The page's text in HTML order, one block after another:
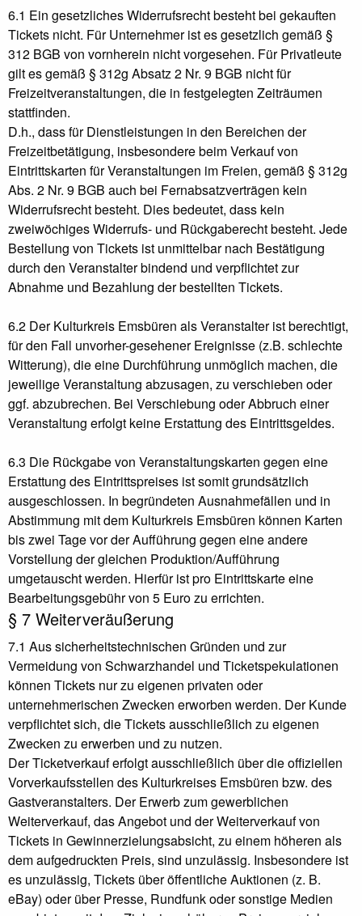
6.1 Ein gesetzliches Widerrufsrecht besteht bei gekauften
Tickets nicht. Für Unternehmer ist es gesetzlich gemäß §
312 BGB von vornherein nicht vorgesehen. Für Privatleute
gilt es gemäß § 312g Absatz 2 Nr. 9 BGB nicht für
Freizeitveranstaltungen, die in festgelegten Zeiträumen
stattfinden.
D.h., dass für Dienstleistungen in den Bereichen der
Freizeitbetätigung, insbesondere beim Verkauf von
Eintrittskarten für Veranstaltungen im Freien, gemäß § 312g
Abs. 2 Nr. 9 BGB auch bei Fernabsatzverträgen kein
Widerrufsrecht besteht. Dies bedeutet, dass kein
zweiwöchiges Widerrufs- und Rückgaberecht besteht. Jede
Bestellung von Tickets ist unmittelbar nach Bestätigung
durch den Veranstalter bindend und verpflichtet zur
Abnahme und Bezahlung der bestellten Tickets.
6.2 Der Kulturkreis Emsbüren als Veranstalter ist berechtigt,
für den Fall unvorher-gesehener Ereignisse (z.B. schlechte
Witterung), die eine Durchführung unmöglich machen, die
jeweilige Veranstaltung abzusagen, zu verschieben oder
ggf. abzubrechen. Bei Verschiebung oder Abbruch einer
Veranstaltung erfolgt keine Erstattung des Eintrittsgeldes.
6.3 Die Rückgabe von Veranstaltungskarten gegen eine
Erstattung des Eintrittspreises ist somit grundsätzlich
ausgeschlossen. In begründeten Ausnahmefällen und in
Abstimmung mit dem Kulturkreis Emsbüren können Karten
bis zwei Tage vor der Aufführung gegen eine andere
Vorstellung der gleichen Produktion/Aufführung
umgetauscht werden. Hierfür ist pro Eintrittskarte eine
Bearbeitungsgebühr von 5 Euro zu errichten.
§ 7 Weiterveräußerung
7.1 Aus sicherheitstechnischen Gründen und zur
Vermeidung von Schwarzhandel und Ticketspekulationen
können Tickets nur zu eigenen privaten oder
unternehmerischen Zwecken erworben werden. Der Kunde
verpflichtet sich, die Tickets ausschließlich zu eigenen
Zwecken zu erwerben und zu nutzen.
Der Ticketverkauf erfolgt ausschließlich über die offiziellen
Vorverkaufsstellen des Kulturkreises Emsbüren bzw. des
Gastveranstalters. Der Erwerb zum gewerblichen
Weiterverkauf, das Angebot und der Weiterverkauf von
Tickets in Gewinnerzielungsabsicht, zu einem höheren als
dem aufgedruckten Preis, sind unzulässig. Insbesondere ist
es unzulässig, Tickets über öffentliche Auktionen (z. B.
eBay) oder über Presse, Rundfunk oder sonstige Medien